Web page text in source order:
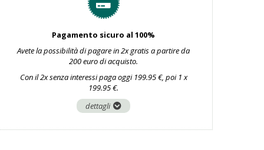
Pagamento sicuro al 100%
Avete la possibilità di pagare in 2x gratis a partire da
200 euro di acquisto.
Con il 2x senza interessi paga oggi 199.95 €, poi 1 x
199.95 €.
dettagli